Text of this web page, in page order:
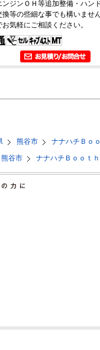
ンジンＯＨ等追加整備・ハン
換等の些細な事でも構いませ
お気軽にご相談ください。
熊谷市
ナナハチＢｏ
熊谷市 ナナハチＢｏｏｔ